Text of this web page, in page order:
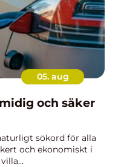
05. aug
och säker
sökord för alla
och ekonomiskt i